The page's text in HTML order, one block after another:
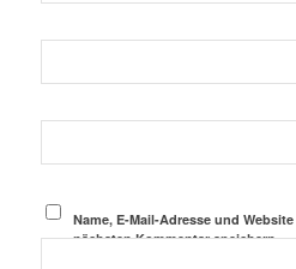
Name, E-Mail-Adresse und
nächsten Kommentar speichern.